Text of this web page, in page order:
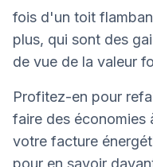
fois d'un toit
plus, qui sont des
de vue de la valeur
Profitez-en pour
faire des économies
votre facture
pour en savoir